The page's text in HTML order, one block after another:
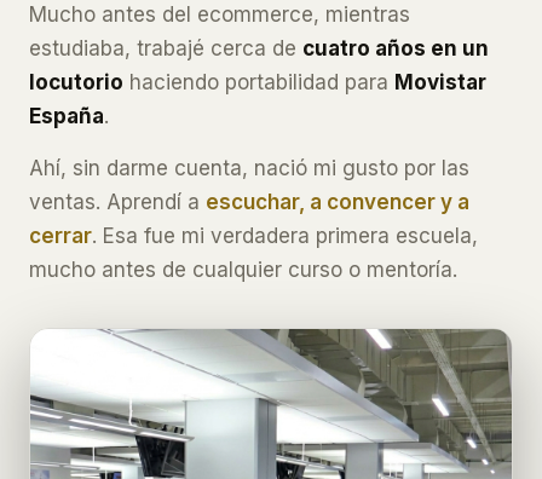
Mucho antes del ecommerce, mientras
estudiaba, trabajé cerca de cuatro años en un
locutorio haciendo portabilidad para Movistar
España.
Ahí, sin darme cuenta, nació mi gusto por las
ventas. Aprendí a escuchar, a convencer y a
cerrar. Esa fue mi verdadera primera escuela,
mucho antes de cualquier curso o mentoría.